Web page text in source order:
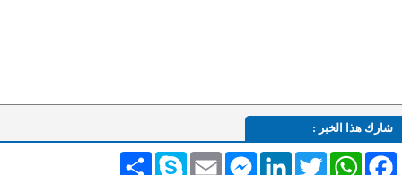
شارك هذا الخبر :
انشر Skype Email
MessengerLinkedInTwitterWhatsAppFacebook